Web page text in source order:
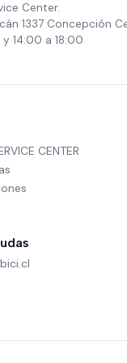
Center.
1337 Concepción
14:00 a 18:00
CENTER